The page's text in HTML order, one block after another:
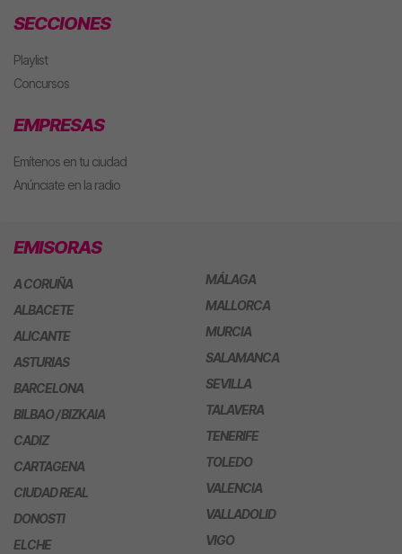
SECCIONES
Playlist
Concursos
EMPRESAS
Emítenos en tu ciudad
Anúnciate en la radio
EMISORAS
A CORUÑA
ALBACETE
ALICANTE
ASTURIAS
BARCELONA
BILBAO / BIZKAIA
CADIZ
CARTAGENA
CIUDAD REAL
DONOSTI
ELCHE
MÁLAGA
MALLORCA
MURCIA
SALAMANCA
SEVILLA
TALAVERA
TENERIFE
TOLEDO
VALENCIA
VALLADOLID
VIGO